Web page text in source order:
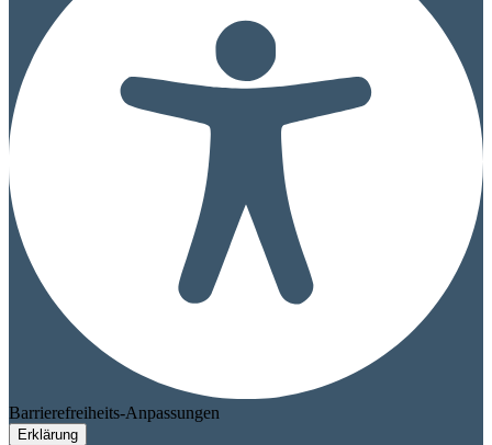
Barrierefreiheits-Anpassungen
Erklärung